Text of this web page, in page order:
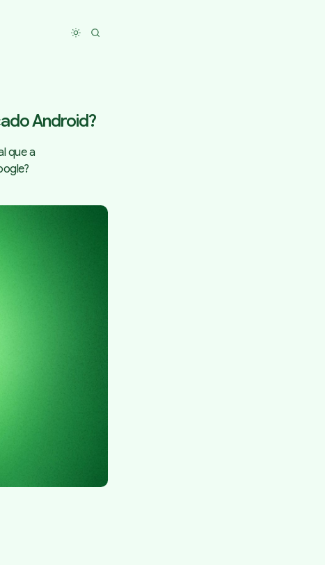
Toggle dark mode
Android?
que a